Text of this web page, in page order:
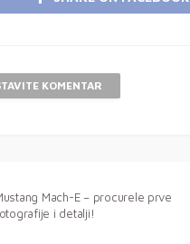
KOMENTAR
Mach-E – procurele prve
i detalji!